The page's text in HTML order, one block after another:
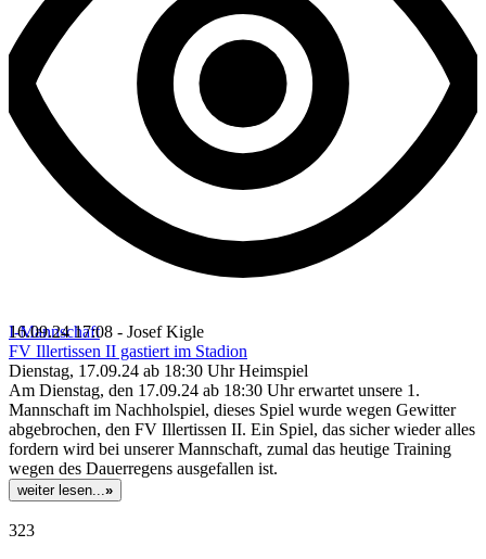
I-Mannschaft
16.09.24 17:08 - Josef Kigle
FV Illertissen II gastiert im Stadion
Dienstag, 17.09.24 ab 18:30 Uhr Heimspiel
Am Dienstag, den 17.09.24 ab 18:30 Uhr erwartet unsere 1.
Mannschaft im Nachholspiel, dieses Spiel wurde wegen Gewitter
abgebrochen, den FV Illertissen II. Ein Spiel, das sicher wieder alles
fordern wird bei unserer Mannschaft, zumal das heutige Training
wegen des Dauerregens ausgefallen ist.
weiter lesen...»
323